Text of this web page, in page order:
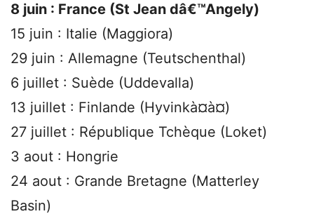
8 juin : France (St Jean dâ€™Angely)
15 juin : Italie (Maggiora)
29 juin : Allemagne (Teutschenthal)
6 juillet : Suède (Uddevalla)
13 juillet : Finlande (Hyvinkà¤à¤)
27 juillet : République Tchèque (Loket)
3 aout : Hongrie
24 aout : Grande Bretagne (Matterley
Basin)